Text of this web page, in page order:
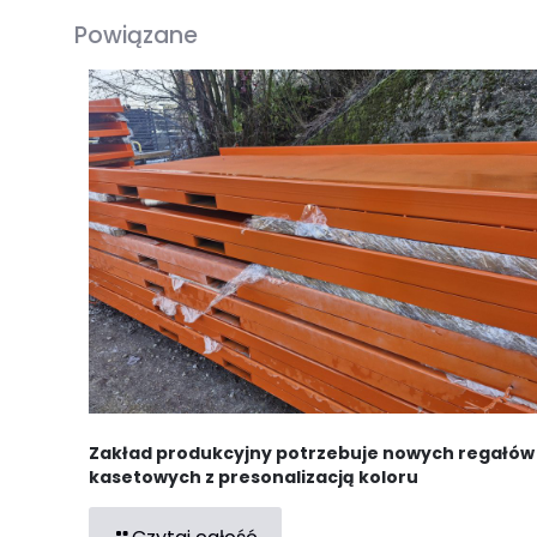
Powiązane
Zakład produkcyjny potrzebuje nowych regałów
kasetowych z presonalizacją koloru